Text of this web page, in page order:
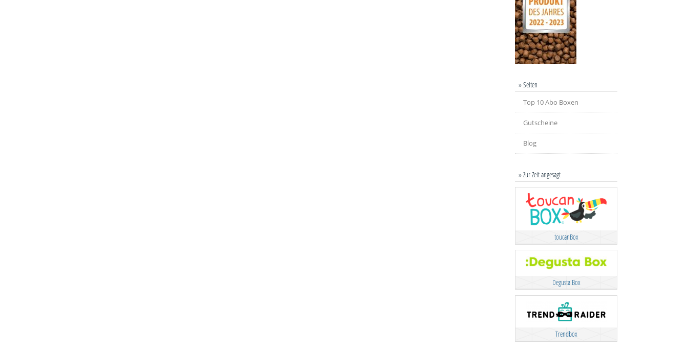
» Seiten
Top 10 Abo Boxen
Gutscheine
Blog
» Zur Zeit angesagt
toucanBox
Degusta Box
Trendbox